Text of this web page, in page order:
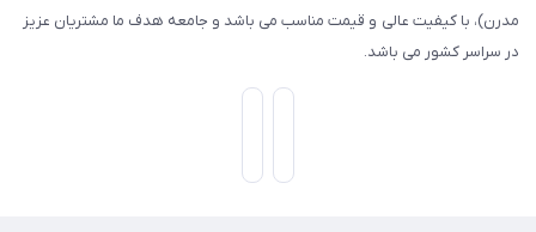
مدرن)، با کیفیت عالی و قیمت مناسب می باشد و جامعه هدف ما مشتریان عزیز
در سراسر کشور می باشد.